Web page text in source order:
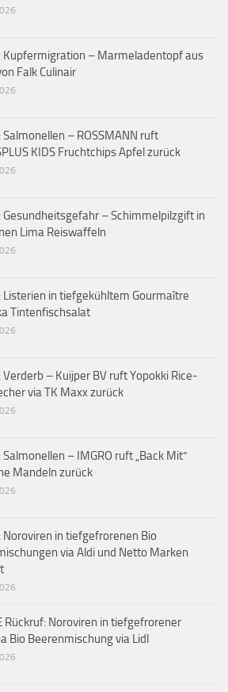
Kupfermigration – Marmeladentopf aus
Falk Culinair
Salmonellen – ROSSMANN ruft
KIDS Fruchtchips Apfel zurück
Gesundheitsgefahr – Schimmelpilzgift in
Lima Reiswaffeln
Listerien in tiefgekühltem Gourmaître
Tintenfischsalat
Verderb – Kuijper BV ruft Yopokki Rice-
via TK Maxx zurück
Salmonellen – IMGRO ruft „Back Mit“
Mandeln zurück
Noroviren in tiefgefrorenen Bio
via Aldi und Netto Marken
Rückruf: Noroviren in tiefgefrorener
Bio Beerenmischung via Lidl